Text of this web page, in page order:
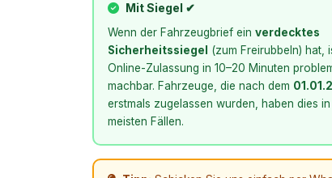
Mit Siegel ✔
Wenn der Fahrzeugbrief einverdecktes
Sicherheitssiegel
(zum Freirubbeln) hat,
Online-Zulassung in 10–20 Minuten
machbar. Fahrzeuge, die nach dem
erstmals zugelassen wurden, haben dies
meisten Fällen.